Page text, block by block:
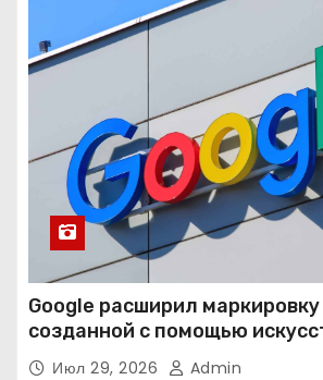
Google расширил
созданной с помощью
интеллекта
Июл 29, 2026 Admin